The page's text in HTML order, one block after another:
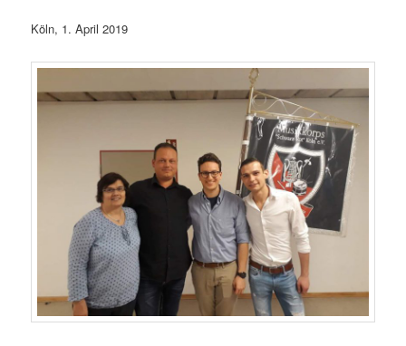
Köln, 1. April 2019